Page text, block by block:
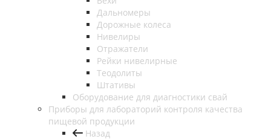
Дальномеры
Дорожные колеса
Нивелиры
Отражатели
Рейки нивелирные
Теодолиты
Штативы
Оборудование для диагностики свай
Приборы для лабораторий контроля качества
пищевой продукции
Назад